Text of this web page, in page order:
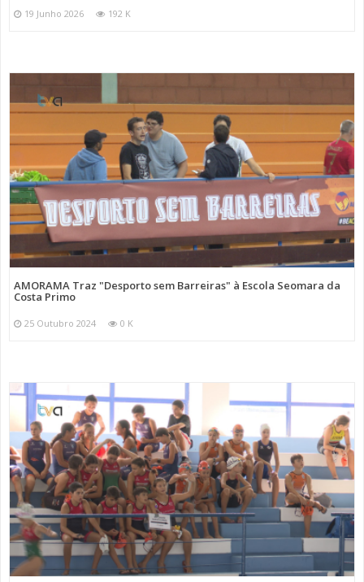
19 Junho 2026 192 K
AMORAMA Traz "Desporto sem Barreiras" à Escola Seomara da
Costa Primo
25 Outubro 2024 0 K